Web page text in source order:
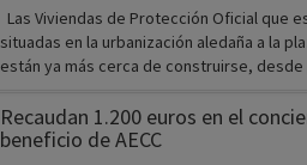
Las Viviendas de Protección Oficial que
situadas en la urbanización aledaña a la
están ya más cerca de construirse, desde
Recaudan 1.200 euros en el
beneficio de AECC